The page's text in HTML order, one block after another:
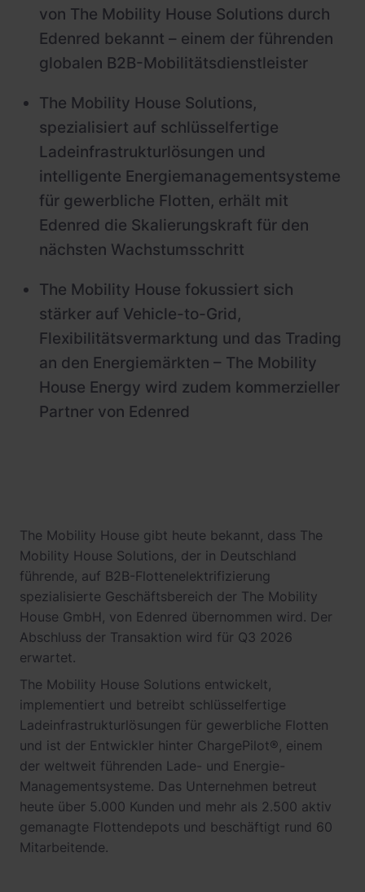
von The Mobility House Solutions durch
Edenred bekannt – einem der führenden
globalen B2B-Mobilitätsdienstleister
The Mobility House Solutions,
spezialisiert auf schlüsselfertige
Ladeinfrastrukturlösungen und
intelligente Energiemanagementsysteme
für gewerbliche Flotten, erhält mit
Edenred die Skalierungskraft für den
nächsten Wachstumsschritt
The Mobility House fokussiert sich
stärker auf Vehicle-to-Grid,
Flexibilitätsvermarktung und das Trading
an den Energiemärkten – The Mobility
House Energy wird zudem kommerzieller
Partner von Edenred
The Mobility House gibt heute bekannt, dass The
Mobility House Solutions, der in Deutschland
führende, auf B2B-Flottenelektrifizierung
spezialisierte Geschäftsbereich der The Mobility
House GmbH, von Edenred übernommen wird. Der
Abschluss der Transaktion wird für Q3 2026
erwartet.
The Mobility House Solutions entwickelt,
implementiert und betreibt schlüsselfertige
Ladeinfrastrukturlösungen für gewerbliche Flotten
und ist der Entwickler hinter ChargePilot®, einem
der weltweit führenden Lade- und Energie-
Managementsysteme. Das Unternehmen betreut
heute über 5.000 Kunden und mehr als 2.500 aktiv
gemanagte Flottendepots und beschäftigt rund 60
Mitarbeitende.